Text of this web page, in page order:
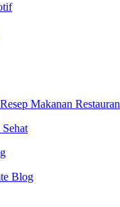
Makanan Restauran
Blog